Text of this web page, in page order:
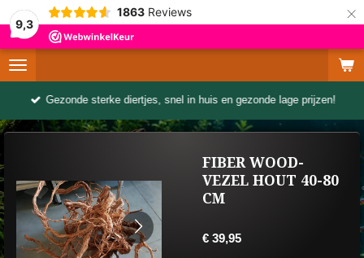
9,3
1863 Reviews ×
Gezonde sterke diertjes, snel in huis en gezonde lage prijzen!
FIBER WOOD-
VEZEL HOUT 40-80
CM
€ 39,95